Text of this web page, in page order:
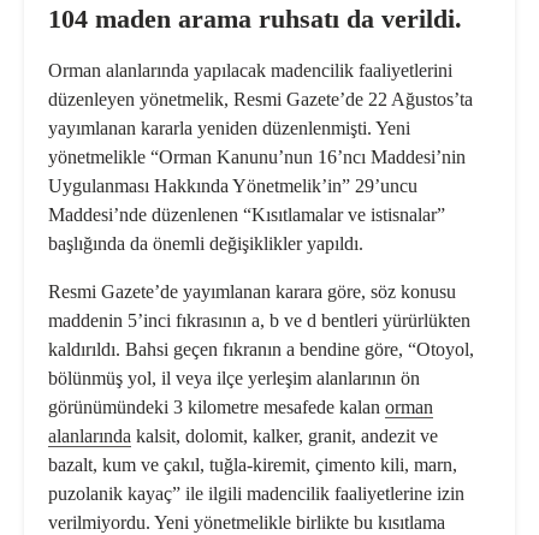
104 maden arama ruhsatı da verildi.
Orman alanlarında yapılacak madencilik faaliyetlerini
düzenleyen yönetmelik, Resmi Gazete’de 22 Ağustos’ta
yayımlanan kararla yeniden düzenlenmişti. Yeni
yönetmelikle “Orman Kanunu’nun 16’ncı Maddesi’nin
Uygulanması Hakkında Yönetmelik’in” 29’uncu
Maddesi’nde düzenlenen “Kısıtlamalar ve istisnalar”
başlığında da önemli değişiklikler yapıldı.
Resmi Gazete’de yayımlanan karara göre, söz konusu
maddenin 5’inci fıkrasının a, b ve d bentleri yürürlükten
kaldırıldı. Bahsi geçen fıkranın a bendine göre, “Otoyol,
bölünmüş yol, il veya ilçe yerleşim alanlarının ön
görünümündeki 3 kilometre mesafede kalan orman
alanlarında kalsit, dolomit, kalker, granit, andezit ve
bazalt, kum ve çakıl, tuğla-kiremit, çimento kili, marn,
puzolanik kayaç” ile ilgili madencilik faaliyetlerine izin
verilmiyordu. Yeni yönetmelikle birlikte bu kısıtlama